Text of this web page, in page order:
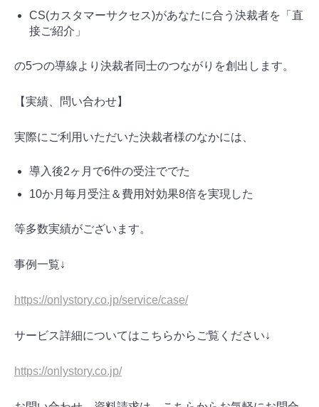
CS(カスタマーサクセス)があなたに合う決裁者を「直
接ご紹介」
の5つの導線より決裁者同士のつながりを創出します。
【実績、問い合わせ】
実際にご利用いただいた決裁者様のなかには、
導入後2ヶ月で6件の受注ででた
10か月毎月受注＆費用対効果8倍を実現した
等多数実績がございます。
事例一覧↓
https://onlystory.co.jp/service/case/
サービス詳細についてはこちらからご覧ください↓
https://onlystory.co.jp/